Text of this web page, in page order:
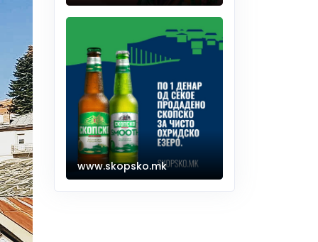
www.skopsko.mk